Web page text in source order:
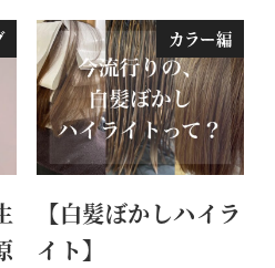
カラー編
【白髪ぼかしハイラ
イト】